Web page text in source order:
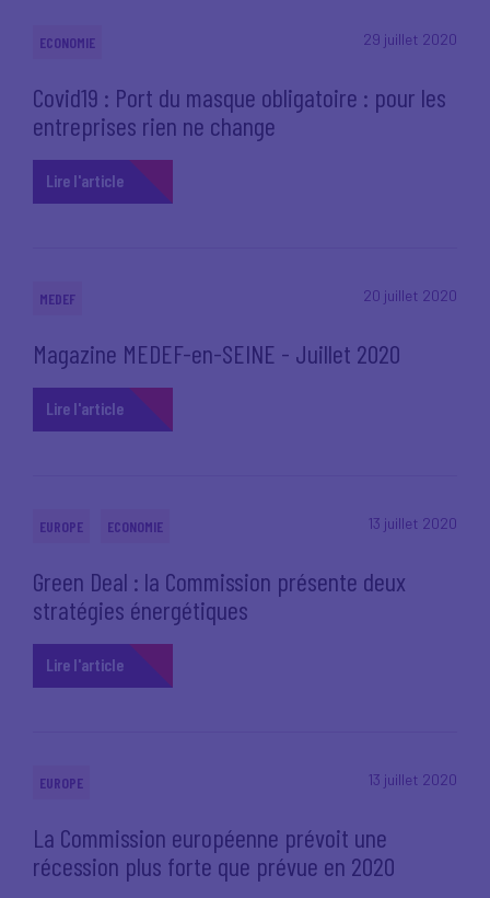
29 juillet 2020
ECONOMIE
Covid19 : Port du masque obligatoire : pour les
entreprises rien ne change
Lire l'article
20 juillet 2020
MEDEF
Magazine MEDEF-en-SEINE - Juillet 2020
Lire l'article
13 juillet 2020
EUROPE ECONOMIE
Green Deal : la Commission présente deux
stratégies énergétiques
Lire l'article
13 juillet 2020
EUROPE
La Commission européenne prévoit une
récession plus forte que prévue en 2020